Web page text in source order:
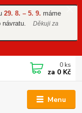
29. 8. – 5. 9. máme
Děkuji za
Menu
0 ks
za 0 Kč